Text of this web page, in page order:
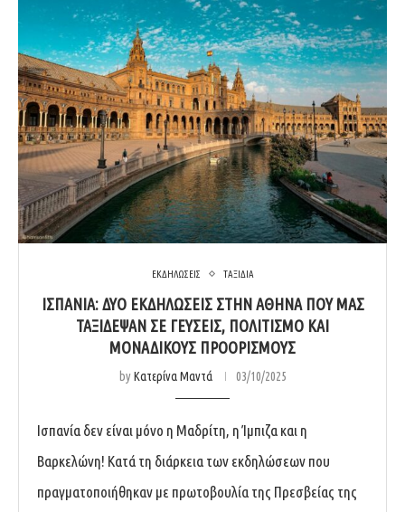
ΕΚΔΗΛΩΣΕΙΣ ΤΑΞΙΔΙΑ
ΙΣΠΑΝΊΑ: ΔΎΟ ΕΚΔΗΛΏΣΕΙΣ ΣΤΗΝ ΑΘΉΝΑ ΠΟΥ ΜΆΣ
ΤΑΞΊΔΕΨΑΝ ΣΕ ΓΕΎΣΕΙΣ, ΠΟΛΙΤΙΣΜΌ ΚΑΙ
ΜΟΝΑΔΙΚΟΎΣ ΠΡΟΟΡΙΣΜΟΎΣ
byΚατερίνα Μαντά 03/10/2025
Ισπανία δεν είναι μόνο η Μαδρίτη, η Ίμπιζα και η
Βαρκελώνη! Κατά τη διάρκεια των εκδηλώσεων που
πραγματοποιήθηκαν με πρωτοβουλία της Πρεσβείας της